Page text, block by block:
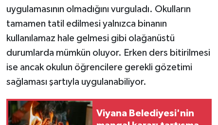
uygulamasının olmadığını vurguladı. Okulların
tamamen tatil edilmesi yalnızca binanın
kullanılamaz hale gelmesi gibi olağanüstü
durumlarda mümkün oluyor. Erken ders bitirilmesi
ise ancak okulun öğrencilere gerekli gözetimi
sağlaması şartıyla uygulanabiliyor.
Viyana Belediyesi'nin